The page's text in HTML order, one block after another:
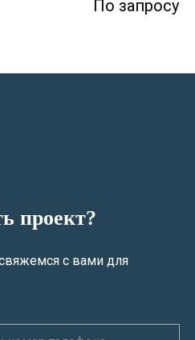
По запросу
проект?
с вами для